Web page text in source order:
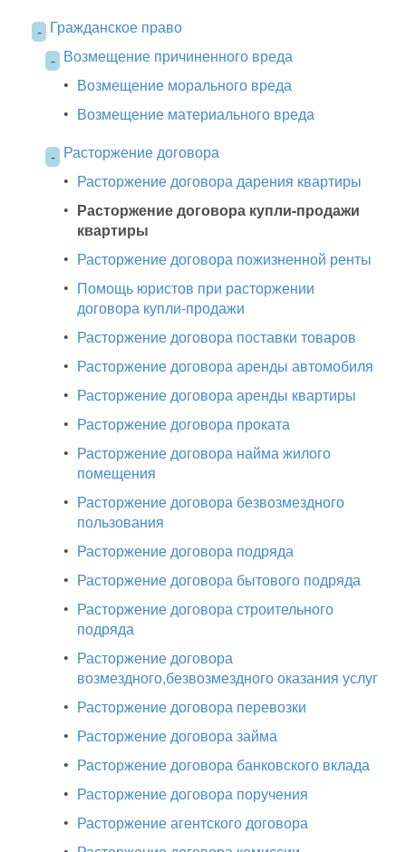
- Гражданское право
- Возмещение причиненного вреда
• Возмещение морального вреда
• Возмещение материального вреда
- Расторжение договора
• Расторжение договора дарения квартиры
• Расторжение договора купли-продажи
квартиры
• Расторжение договора пожизненной ренты
• Помощь юристов при расторжении
договора купли-продажи
• Расторжение договора поставки товаров
• Расторжение договора аренды автомобиля
• Расторжение договора аренды квартиры
• Расторжение договора проката
• Расторжение договора найма жилого
помещения
• Расторжение договора безвозмездного
пользования
• Расторжение договора подряда
• Расторжение договора бытового подряда
• Расторжение договора строительного
подряда
• Расторжение договора
возмездного,безвозмездного оказания услуг
• Расторжение договора перевозки
• Расторжение договора займа
• Расторжение договора банковского вклада
• Расторжение договора поручения
• Расторжение агентского договора